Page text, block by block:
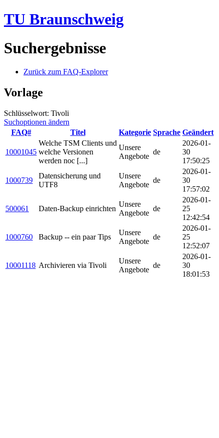
TU Braunschweig
Suchergebnisse
Zurück zum FAQ-Explorer
Vorlage
Schlüsselwort: Tivoli
Suchoptionen ändern
FAQ#
Titel Kategorie Sprache Geändert
10001045
Welche TSM Clients und
welche Versionen
werden noc [...]
Unsere
Angebote
de
2026-01-
30
17:50:25
1000739
Datensicherung und
UTF8
Unsere
Angebote
de
2026-01-
30
17:57:02
500061 Daten-Backup einrichten
Unsere
Angebote
de
2026-01-
25
12:42:54
1000760 Backup -- ein paar Tips
Unsere
Angebote
de
2026-01-
25
12:52:07
10001118 Archivieren via Tivoli
Unsere
Angebote
de
2026-01-
30
18:01:53